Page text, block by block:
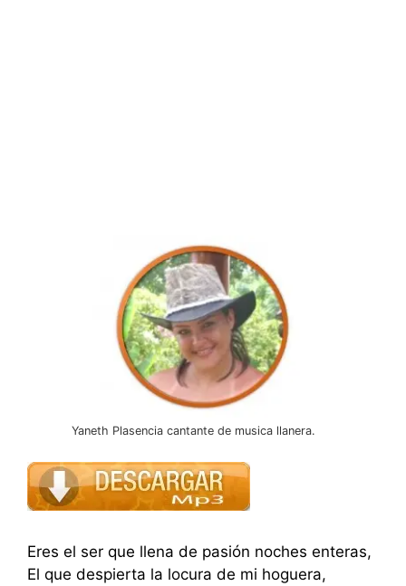
Yaneth Plasencia cantante de musica llanera.
Eres el ser que llena de pasión noches enteras,
El que despierta la locura de mi hoguera,